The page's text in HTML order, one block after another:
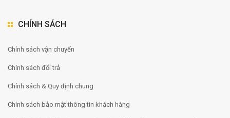
CHÍNH SÁCH
Chính sách vận chuyển
Chính sách đổi trả
Chính sách & Quy định chung
Chính sách bảo mật thông tin khách hàng